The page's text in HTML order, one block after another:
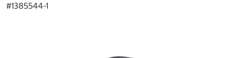
#1385544-1